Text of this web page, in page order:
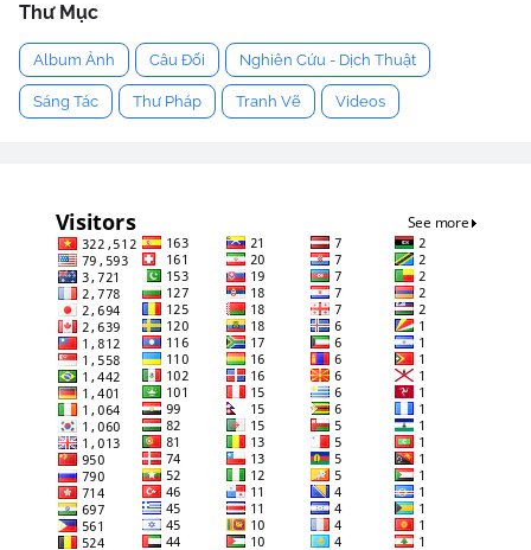
Thư Mục
Album Ảnh Câu Đối Nghiên Cứu - Dịch Thuật
Sáng Tác Thư Pháp Tranh Vẽ Videos